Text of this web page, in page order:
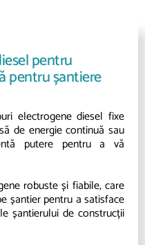
pentru
pentru șantiere
electrogene diesel fixe
de energie continuă sau
putere pentru a vă
robuste și fiabile, care
șantier pentru a satisface
șantierului de construcții